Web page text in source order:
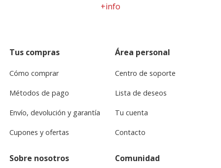
+info
Tus compras
Cómo comprar
Métodos de pago
Envío, devolución y garantía
Cupones y ofertas
Área personal
Centro de soporte
Lista de deseos
Tu cuenta
Contacto
Sobre nosotros Comunidad